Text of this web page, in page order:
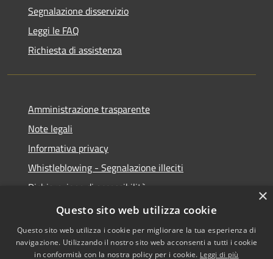
Segnalazione disservizio
Leggi le FAQ
Richiesta di assistenza
Amministrazione trasparente
Note legali
Informativa privacy
Whistleblowing - Segnalazione illeciti
Dichiarazione di accessibilità
Obiettivi di acessibilità
×
Questo sito web utilizza cookie
Questo sito web utilizza i cookie per migliorare la tua esperienza di
navigazione. Utilizzando il nostro sito web acconsenti a tutti i cookie
in conformità con la nostra policy per i cookie. Leggi di più